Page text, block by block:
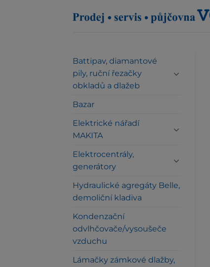
Battipav, diamantové
pily, ruční řezačky
obkladů a dlažeb
Bazar
Elektrické nářadí
MAKITA
Elektrocentrály,
generátory
Hydraulické agregáty Belle,
demoliční kladiva
Kondenzační
odvlhčovače/vysoušeče
vzduchu
Lámačky zámkové dlažby,